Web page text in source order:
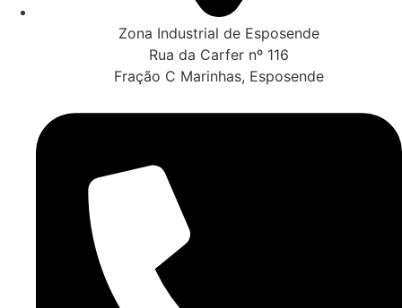
Zona Industrial de Esposende
Rua da Carfer nº 116
Fração C Marinhas, Esposende